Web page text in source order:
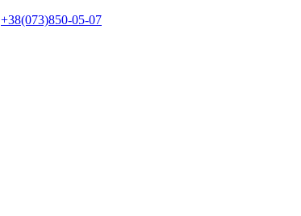
+38(073)850-05-07